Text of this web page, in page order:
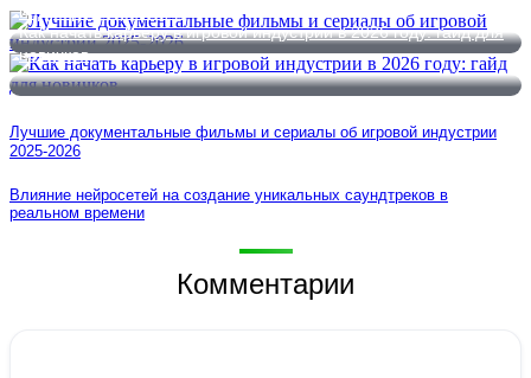
индустрии 2025-2026
Как начать карьеру в игровой индустрии в 2026 году: гайд для
новичков
Лучшие документальные фильмы и сериалы об игровой индустрии
2025-2026
Влияние нейросетей на создание уникальных саундтреков в
реальном времени
Комментарии